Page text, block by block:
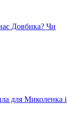
Довбика? Чи
для Миколенка і